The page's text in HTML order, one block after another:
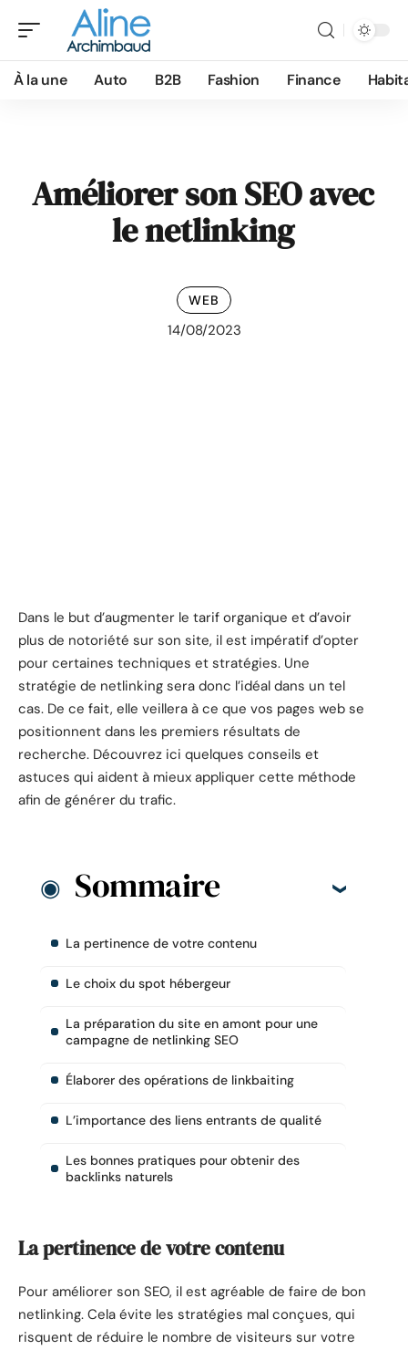
À la une Auto B2B Fashion Finance
Améliorer son SEO avec
le netlinking
WEB
14/08/2023
Dans le but d’augmenter le tarif organique et d’avoir
plus de notoriété sur son site, il est impératif d’opter
pour certaines techniques et stratégies. Une
stratégie de netlinking sera donc l’idéal dans un tel
cas. De ce fait, elle veillera à ce que vos pages web se
positionnent dans les premiers résultats de
recherche. Découvrez ici quelques conseils et
astuces qui aident à mieux appliquer cette méthode
afin de générer du trafic.
Sommaire
La pertinence de votre contenu
Le choix du spot hébergeur
La préparation du site en amont pour une
campagne de netlinking SEO
Élaborer des opérations de linkbaiting
L’importance des liens entrants de qualité
Les bonnes pratiques pour obtenir des
backlinks naturels
La pertinence de votre contenu
Pour améliorer son SEO, il est agréable de faire de bon
netlinking. Cela évite les stratégies mal conçues, qui
risquent de réduire le nombre de visiteurs sur votre